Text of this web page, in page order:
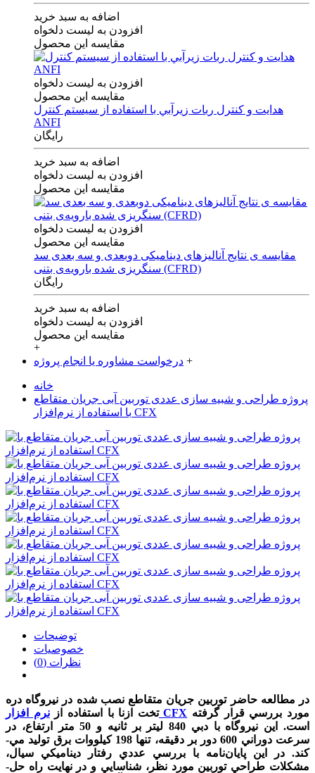
اضافه به سبد خرید
افزودن به لیست دلخواه
مقایسه این محصول
افزودن به لیست دلخواه
مقایسه این محصول
هدايت و كنترل ربات زيرآبي با استفاده از سيستم كنترل
ANFI
رایگان
اضافه به سبد خرید
افزودن به لیست دلخواه
مقایسه این محصول
افزودن به لیست دلخواه
مقایسه این محصول
مقایسه ی‌ نتایج آنالیزهای‌ دینامیکی‌ دوبعدی‌ و‌ سه بعدی‌ سد
سنگریزی‌ شده با‌رویه‌ی‌ بتنی‌ (CFRD)
رایگان
اضافه به سبد خرید
افزودن به لیست دلخواه
مقایسه این محصول
+
درخواست مشاوره یا انجام پروژه +
خانه
پروژه طراحی و شبیه سازی عددی توربین آبی جریان متقاطع
با استفاده از نرم‌افزار CFX
توضیحات
خصوصیات
نظرات (0)
در مطالعه حاضر توربين جريان متقاطع نصب شده در نيروگاه دره
تخت ازنا با استفاده ازنرم افزار CFX
است. اين نيروگاه با دبي 840 ليتر بر ثانيه و 50 متر ارتفاع، در
سرعت دوراني 600 دور بر دقيقه، تنها 198 کيلووات برق توليد مي‌­
کند. در اين پايان‌­نامه با بررسي عددي رفتار ديناميکي سيال،
مشکلات طراحي توربين مورد نظر، شناسايي و در نهايت راه ­حل‌­